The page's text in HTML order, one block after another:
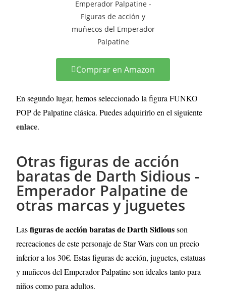
Comprar en Amazon
En segundo lugar, hemos seleccionado la figura FUNKO
POP de Palpatine clásica. Puedes adquirirlo en el siguiente
enlace.
Otras figuras de acción
baratas de Darth Sidious -
Emperador Palpatine de
otras marcas y juguetes
Lasfiguras de acción baratas de Darth Sidiousson
recreaciones de este personaje de Star Wars con un precio
inferior a los 30€. Estas figuras de acción, juguetes, estatuas
y muñecos del Emperador Palpatine son ideales tanto para
niños como para adultos.